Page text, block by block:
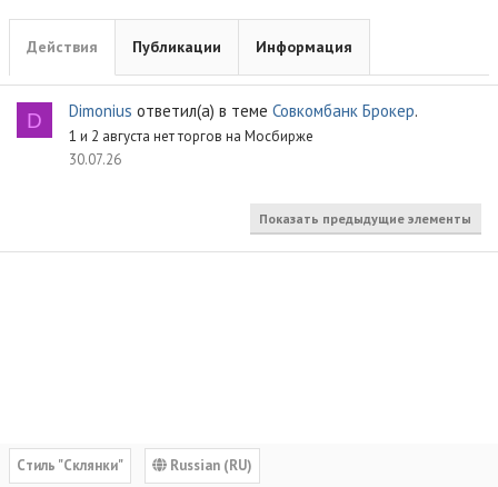
Действия Публикации Информация
D Dimonius ответил(а) в теме Совкомбанк Брокер.
1 и 2 августа нет торгов на Мосбирже
30.07.26
Показать предыдущие элементы
Cтиль "Склянки"
Russian (RU)